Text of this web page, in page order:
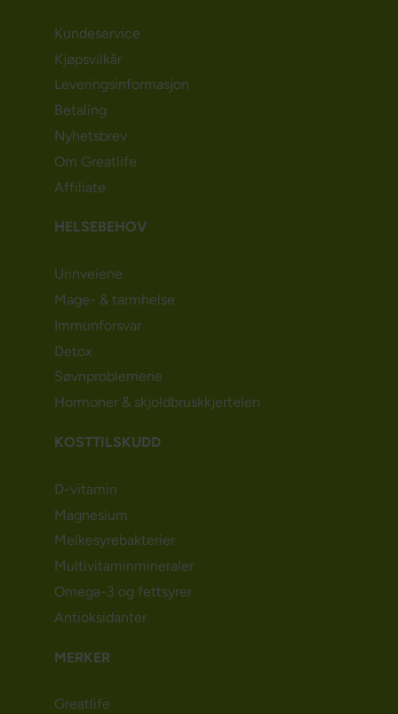
Kundeservice
Kjøpsvilkår
Leveringsinformasjon
Betaling
Nyhetsbrev
Om Greatlife
Affiliate
HELSEBEHOV
Urinveiene
Mage- & tarmhelse
Immunforsvar
Detox
Søvnproblemene
Hormoner & skjoldbruskkjertelen
KOSTTILSKUDD
D-vitamin
Magnesium
Melkesyrebakterier
Multivitaminmineraler
Omega-3 og fettsyrer
Antioksidanter
MERKER
Greatlife